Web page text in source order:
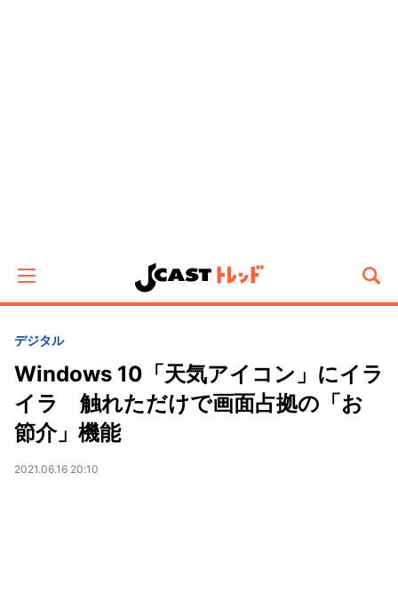
デジタル
Windows 10「天気アイコン」にイラ
イラ 触れただけで画面占拠の「お
節介」機能
2021.06.16 20:10